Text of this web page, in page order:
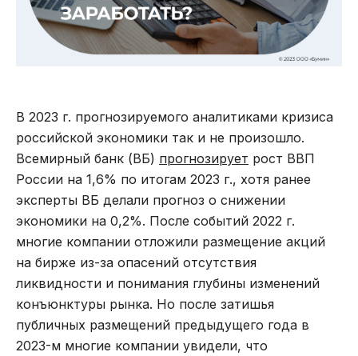
В 2023 г. прогнозируемого аналитиками кризиса
российской экономики так и не произошло.
Всемирный банк (ВБ) прогнозирует рост ВВП
России на 1,6% по итогам 2023 г., хотя ранее
эксперты ВБ делали прогноз о снижении
экономики на 0,2%. После событий 2022 г.
многие компании отложили размещение акций
на бирже из-за опасений отсутствия
ликвидности и понимания глубины изменений
конъюнктуры рынка. Но после затишья
публичных размещений предыдущего года в
2023-м многие компании увидели, что